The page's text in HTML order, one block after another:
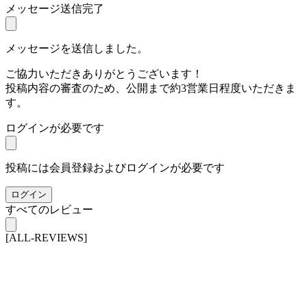
メッセージ送信完了
メッセージを送信しました。
ご協力いただきありがとうございます！
投稿内容の審査のため、公開まで約3営業日程度いただきま
す。
ログインが必要です
投稿には会員登録およびログインが必要です
ログイン
すべてのレビュー
[ALL-REVIEWS]